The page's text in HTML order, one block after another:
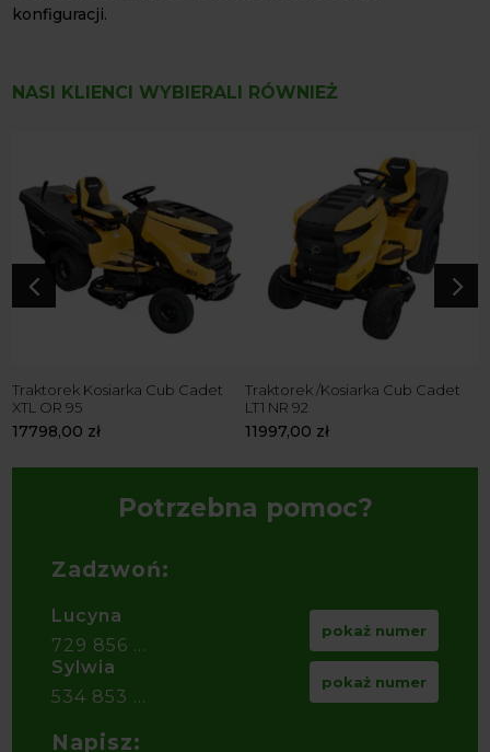
konfiguracji.
NASI KLIENCI WYBIERALI RÓWNIEŻ
4
Traktorek Kosiarka Cub Cadet
XTL OR 95
17798,00 zł
Traktorek /Kosiarka Cub Cadet
LT1 NR 92
11997,00 zł
5
Potrzebna pomoc?
Zadzwoń:
Lucyna
729 856 ...
pokaż numer
Sylwia
534 853 ...
pokaż numer
Napisz: